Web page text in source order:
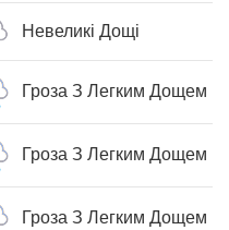
Невеликі Дощі
Гроза З Легким Дощем
Гроза З Легким Дощем
Гроза З Легким Дощем